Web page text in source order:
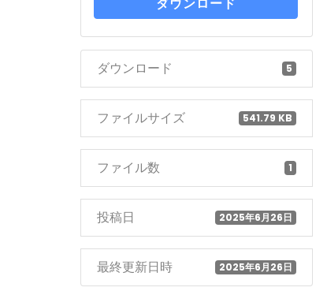
ダウンロード 5
ファイルサイズ 541.79 KB
ファイル数 1
投稿日 2025年6月26日
最終更新日時 2025年6月26日